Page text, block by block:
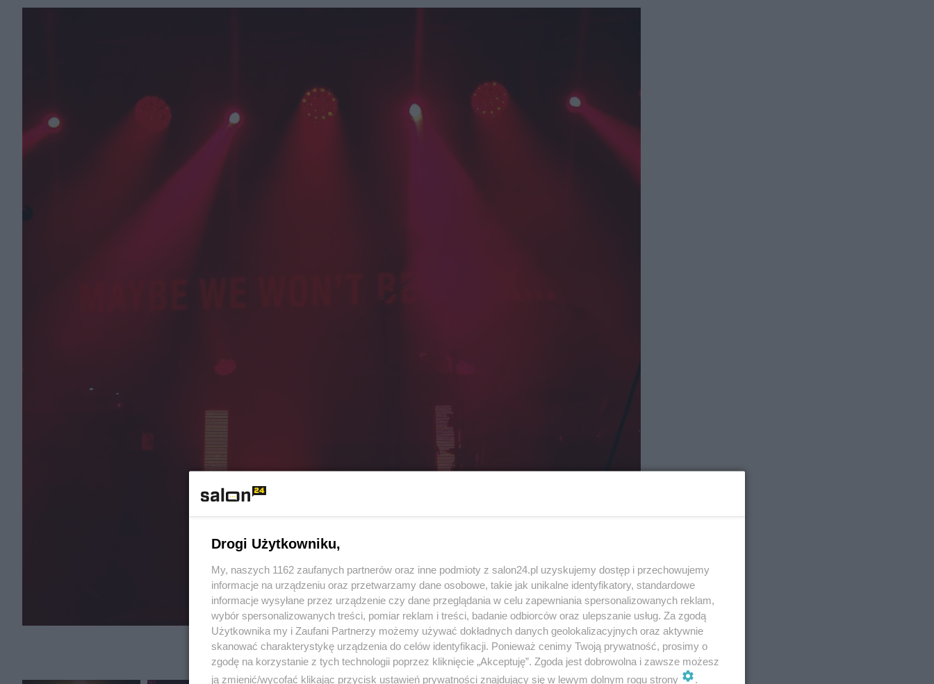
POPRZEDNIE 10 z 21 NASTĘPNE
Drogi Użytkowniku,
My, naszych 1162 zaufanych partnerów oraz inne podmioty z salon24.pl uzyskujemy dostęp i przechowujemy
informacje na urządzeniu oraz przetwarzamy dane osobowe, takie jak unikalne identyfikatory, standardowe
informacje wysyłane przez urządzenie czy dane przeglądania w celu zapewniania spersonalizowanych reklam,
wybór spersonalizowanych treści, pomiar reklam i treści, badanie odbiorców oraz ulepszanie usług. Za zgodą
Użytkownika my i Zaufani Partnerzy możemy używać dokładnych danych geolokalizacyjnych oraz aktywnie
skanować charakterystykę urządzenia do celów identyfikacji. Ponieważ cenimy Twoją prywatność, prosimy o
zgodę na korzystanie z tych technologii poprzez kliknięcie „Akceptuję”. Zgoda jest dobrowolna i zawsze możesz
ją zmienić/wycofać klikając przycisk ustawień prywatności znajdujący się w lewym dolnym rogu strony
.